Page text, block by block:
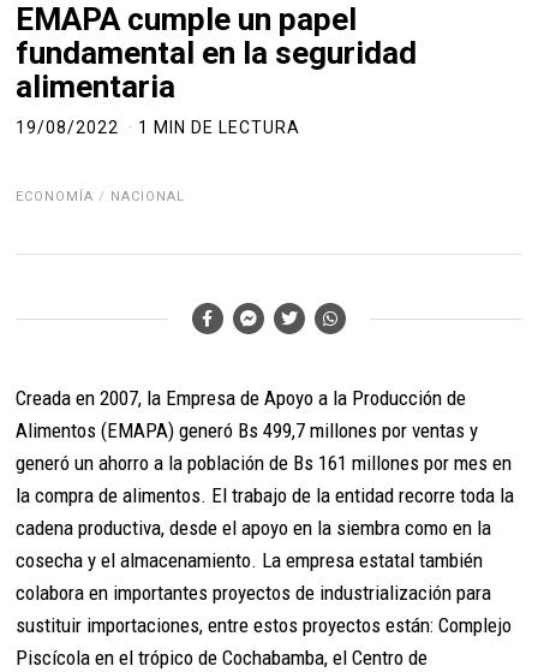
EMAPA cumple un papel
fundamental en la seguridad
alimentaria
19/08/2022 1 MIN DE LECTURA
ECONOMÍA / NACIONAL
Creada en 2007, la Empresa de Apoyo a la Producción de
Alimentos (EMAPA) generó Bs 499,7 millones por ventas y
generó un ahorro a la población de Bs 161 millones por mes en
la compra de alimentos. El trabajo de la entidad recorre toda la
cadena productiva, desde el apoyo en la siembra como en la
cosecha y el almacenamiento. La empresa estatal también
colabora en importantes proyectos de industrialización para
sustituir importaciones, entre estos proyectos están: Complejo
Piscícola en el trópico de Cochabamba, el Centro de